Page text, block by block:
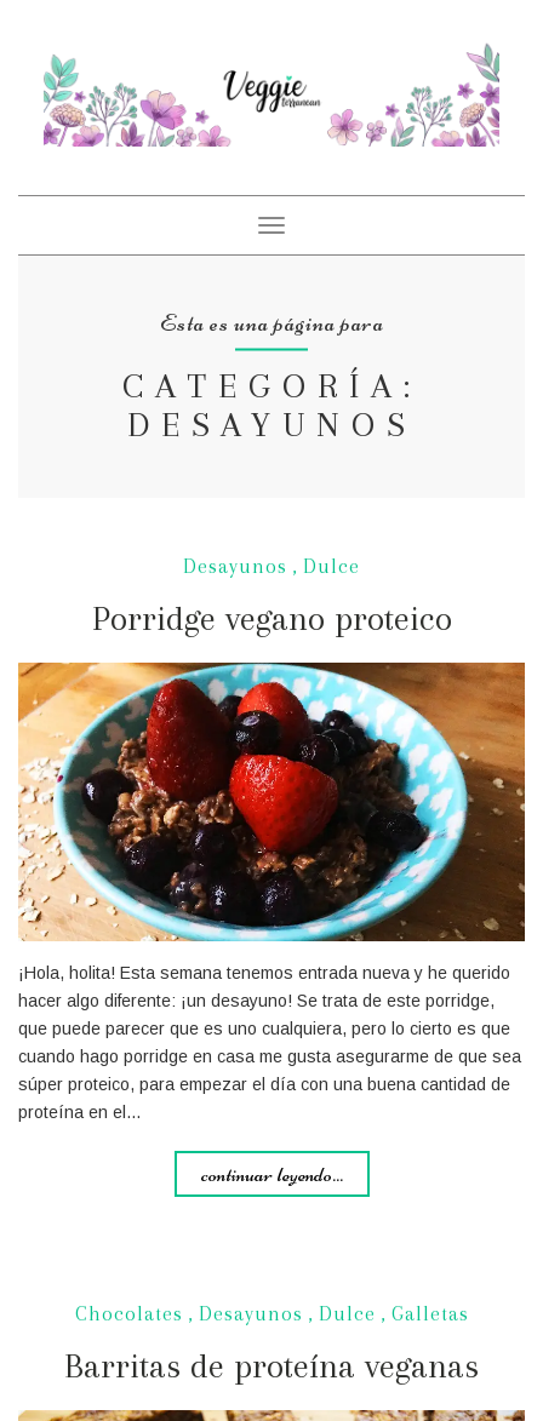
Toggle
navigation
Esta es una página para
CATEGORÍA:
DESAYUNOS
Desayunos , Dulce
Porridge vegano proteico
¡Hola, holita! Esta semana tenemos entrada nueva y he querido
hacer algo diferente: ¡un desayuno! Se trata de este porridge,
que puede parecer que es uno cualquiera, pero lo cierto es que
cuando hago porridge en casa me gusta asegurarme de que sea
súper proteico, para empezar el día con una buena cantidad de
proteína en el…
continuar leyendo...
Chocolates , Desayunos , Dulce , Galletas
Barritas de proteína veganas